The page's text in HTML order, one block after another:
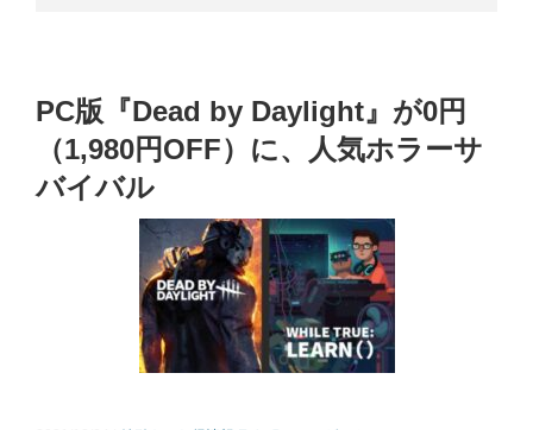
PC版『Dead by Daylight』が0円
（1,980円OFF）に、人気ホラーサ
バイバル